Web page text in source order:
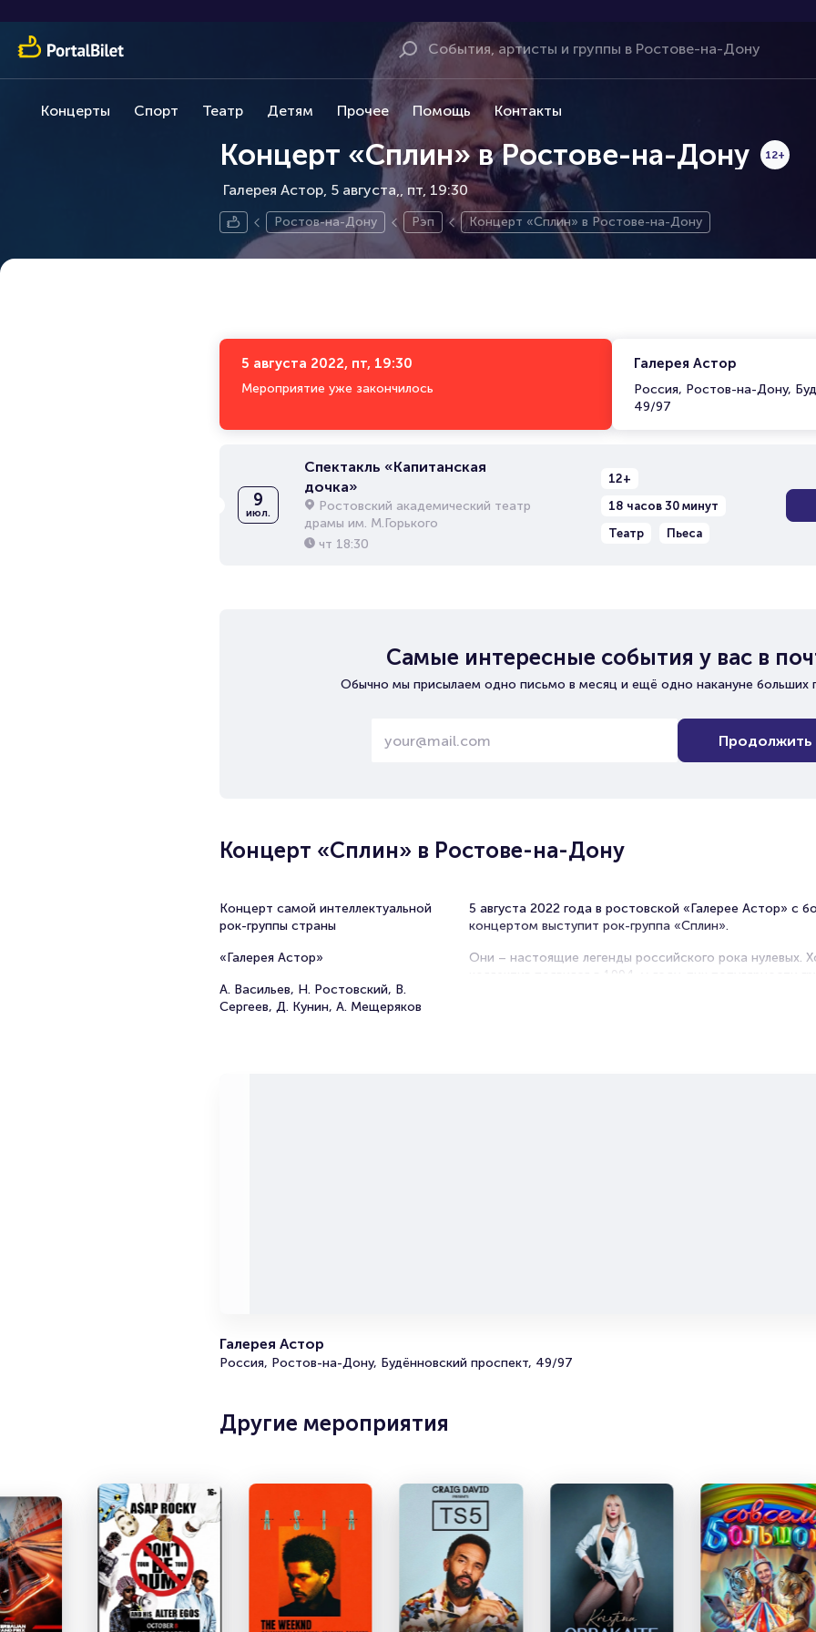
Концерты Спорт Театр Детям Прочее Помощь Контакты
Концерт «Сплин» в Ростове-на-Дону
Галерея Астор, 5 августа,
12+
пт, 19:30
Ростов-на-Дону Рэп Концерт «Сплин» в Ростове-на-Дону
5 августа 2022, пт, 19:30
Мероприятие уже закончилось
Галерея Астор
Россия, Ростов-на-Дону,
49/97
9
июл.
Спектакль «Капитанская
дочка»
Ростовский академический театр
драмы им. М.Горького
чт 18:30
12+
18 часов 30 минут
Театр
Пьеса
Самые интересные события у вас в
Обычно мы присылаем одно письмо в месяц и ещё одно накануне больших
Продолжить
Концерт «Сплин» в Ростове-на-Дону
Концерт самой интеллектуальной
рок-группы страны
«Галерея Астор»
А. Васильев, Н. Ростовский, В.
Сергеев, Д. Кунин, А. Мещеряков
5 августа 2022 года в ростовской «Галерее Астор» с
концертом выступит рок-группа «Сплин».
Они – настоящие легенды российского рока нулевых.
коллектив появился в 1994-м году, пик популярности
пишут песни о том, что волнует каждого. В 2020-м
в Ростове-на-Дону
Онлайн-сервис покупки и продажи билетов Portalbilet
вам достать пригласительные на выступления звезд
бизнеса, самые ожидаемые концерты, театральные
другие мероприятия из нашей афише.
На нашем сайте вы можете купить официальные
Галерея Астор
Россия, Ростов-на-Дону, Будённовский проспект, 49/97
Другие мероприятия